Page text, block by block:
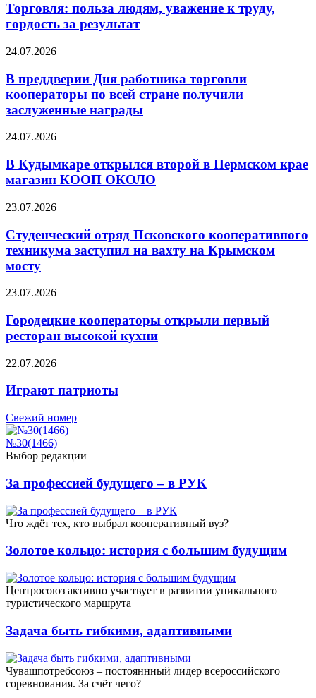
Торговля: польза людям, уважение к труду,
гордость за результат
24.07.2026
В преддверии Дня работника торговли
кооператоры по всей стране получили
заслуженные награды
24.07.2026
В Кудымкаре открылся второй в Пермском крае
магазин КООП ОКОЛО
23.07.2026
Студенческий отряд Псковского кооперативного
техникума заступил на вахту на Крымском
мосту
23.07.2026
Городецкие кооператоры открыли первый
ресторан высокой кухни
22.07.2026
Играют патриоты
Свежий номер
№30(1466)
Выбор редакции
За профессией будущего – в РУК
Что ждёт тех, кто выбрал кооперативный вуз?
Золотое кольцо: история с большим будущим
Центросоюз активно участвует в развитии уникального
туристического маршрута
Задача быть гибкими, адаптивными
Чувашпотребсоюз – постояннный лидер всероссийского
соревнования. За счёт чего?